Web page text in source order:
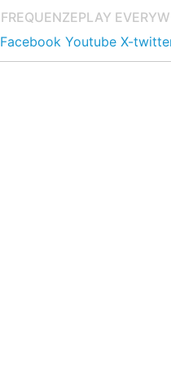
FREQUENZEPLAY
Facebook Youtube X-